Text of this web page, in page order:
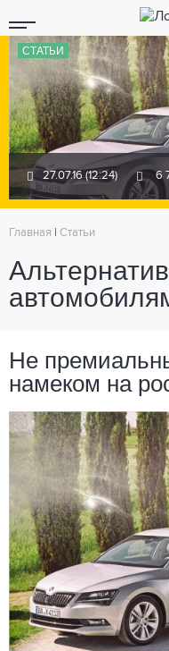
СТАТЬИ
27.07.16 (12:24) 6
Главная Статьи
Не
намеком на